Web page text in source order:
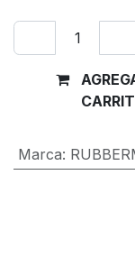
Marca: